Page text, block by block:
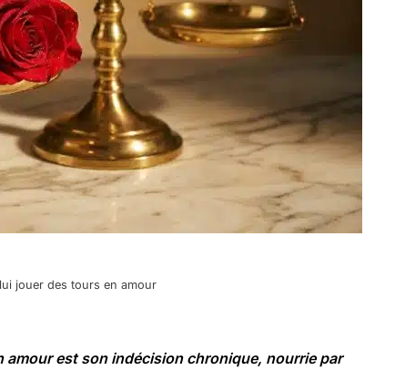
jouer des tours en amour
amour est son indécision chronique, nourrie par